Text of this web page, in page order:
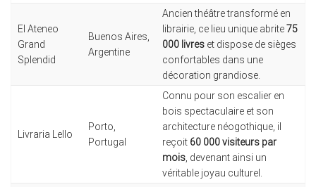
El Ateneo
Grand
Splendid
Buenos Aires,
Argentine
Ancien théâtre transformé en
librairie, ce lieu unique abrite75
000 livreset dispose de sièges
confortables dans une
décoration grandiose.
Livraria Lello
Porto,
Portugal
Connu pour son escalier en
bois spectaculaire et son
architecture néogothique, il
reçoit 60 000 visiteurs par
mois, devenant ainsi un
véritable joyau culturel.